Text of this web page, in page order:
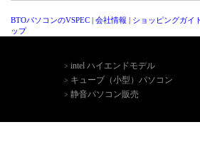
BTOパソコンのVSPEC | 会社情報 | ショッピングガイ
ップ
> intel ハイエンドモデル
> キューブ（小型）パソコン
> 静音パソコン販売